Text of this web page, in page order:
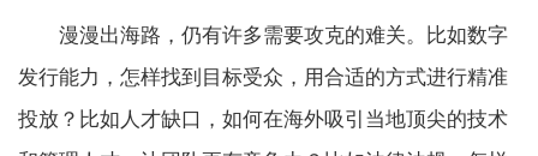
漫漫出海路，仍有许多需要攻克的难关。比如数字
发行能力，怎样找到目标受众，用合适的方式进行精准
投放？比如人才缺口，如何在海外吸引当地顶尖的技术